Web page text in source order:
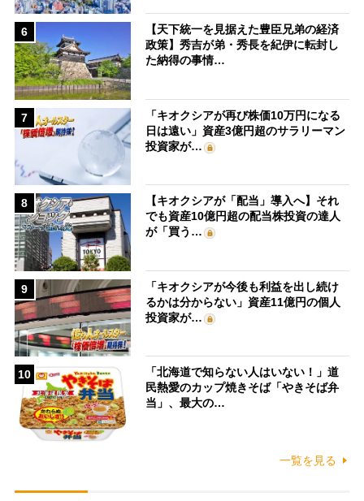
6
【天下統一を見据えた豊臣兄弟の経済
政策】秀吉が弟・秀長を紀伊に転封し
た納得の事情…
7
「キオクシアが再び株価10万円になる
日は遠い」資産3億円超のサラリーマン
投資家が…
8
【キオクシアが「配当」導入へ】それ
でも資産10億円超の配当株投資の達人
が「買う…
9
「キオクシアが今後も利益を出し続け
るかは分からない」資産11億円の個人
投資家が…
10
「北海道で知らない人はいない！」道
民熱愛のカップ焼きそば「やきそば弁
当」、最大の…
一覧を見る